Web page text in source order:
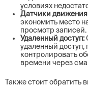
условиях
Датчики
экономить место
просмотр записей.
Удаленный доступ:
удаленный доступ,
контролировать
времени через
Также стоит обратить